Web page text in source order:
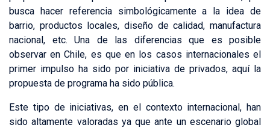
busca hacer referencia simbológicamente a la idea de
barrio, productos locales, diseño de calidad, manufactura
nacional, etc. Una de las diferencias que es posible
observar en Chile, es que en los casos internacionales el
primer impulso ha sido por iniciativa de privados, aquí la
propuesta de programa ha sido pública.
Este tipo de iniciativas, en el contexto internacional, han
sido altamente valoradas ya que ante un escenario global